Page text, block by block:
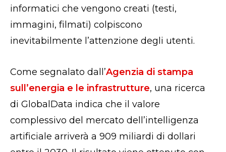
informatici che vengono creati (testi,
immagini, filmati) colpiscono
inevitabilmente l’attenzione degli utenti.
Come segnalato dall’Agenzia di stampa
sull’energia e le infrastrutture, una ricerca
di GlobalData indica che il valore
complessivo del mercato dell’intelligenza
artificiale arriverà a 909 miliardi di dollari